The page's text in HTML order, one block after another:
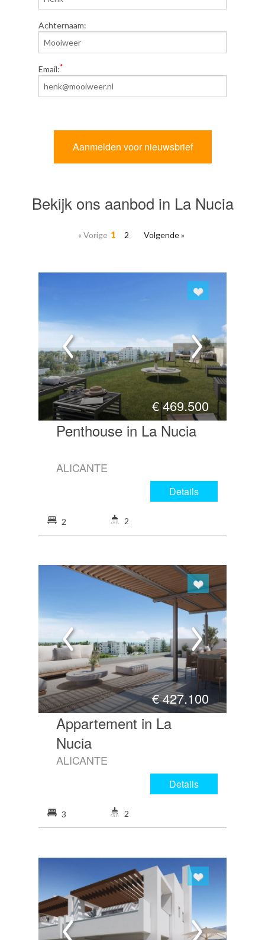
Achternaam:
Email:*
Bekijk ons aanbod in La Nucia
« Vorige 1 2 Volgende »
€469.500
Penthouse in La Nucia
ALICANTE
Details
2 2
€427.100
Appartement in La
Nucia
ALICANTE
Details
3 2